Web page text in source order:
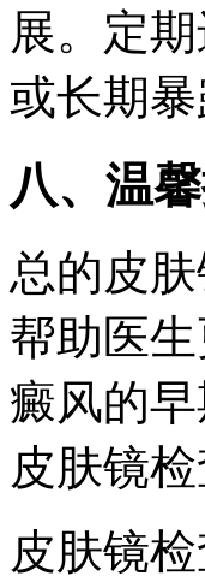
展。定
或长期
八、温
总的皮
帮助医
癜风的
皮肤镜
皮肤镜